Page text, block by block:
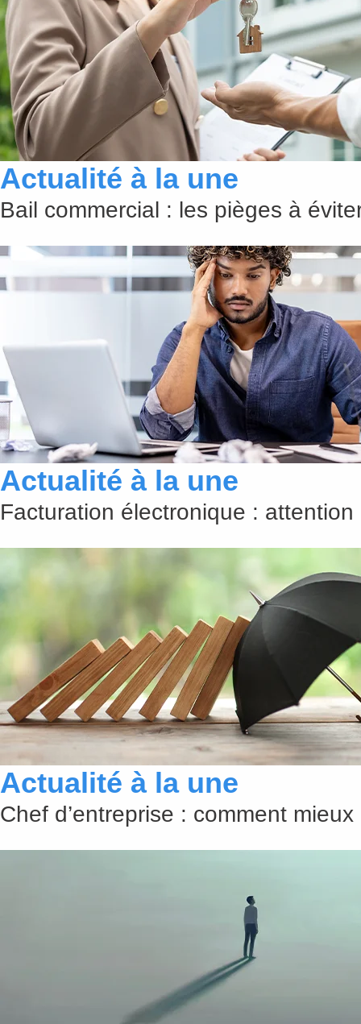
Actualité à la une
Bail commercial : les pièges à
Actualité à la une
Facturation électronique :
Actualité à la une
Chef d’entreprise : comment